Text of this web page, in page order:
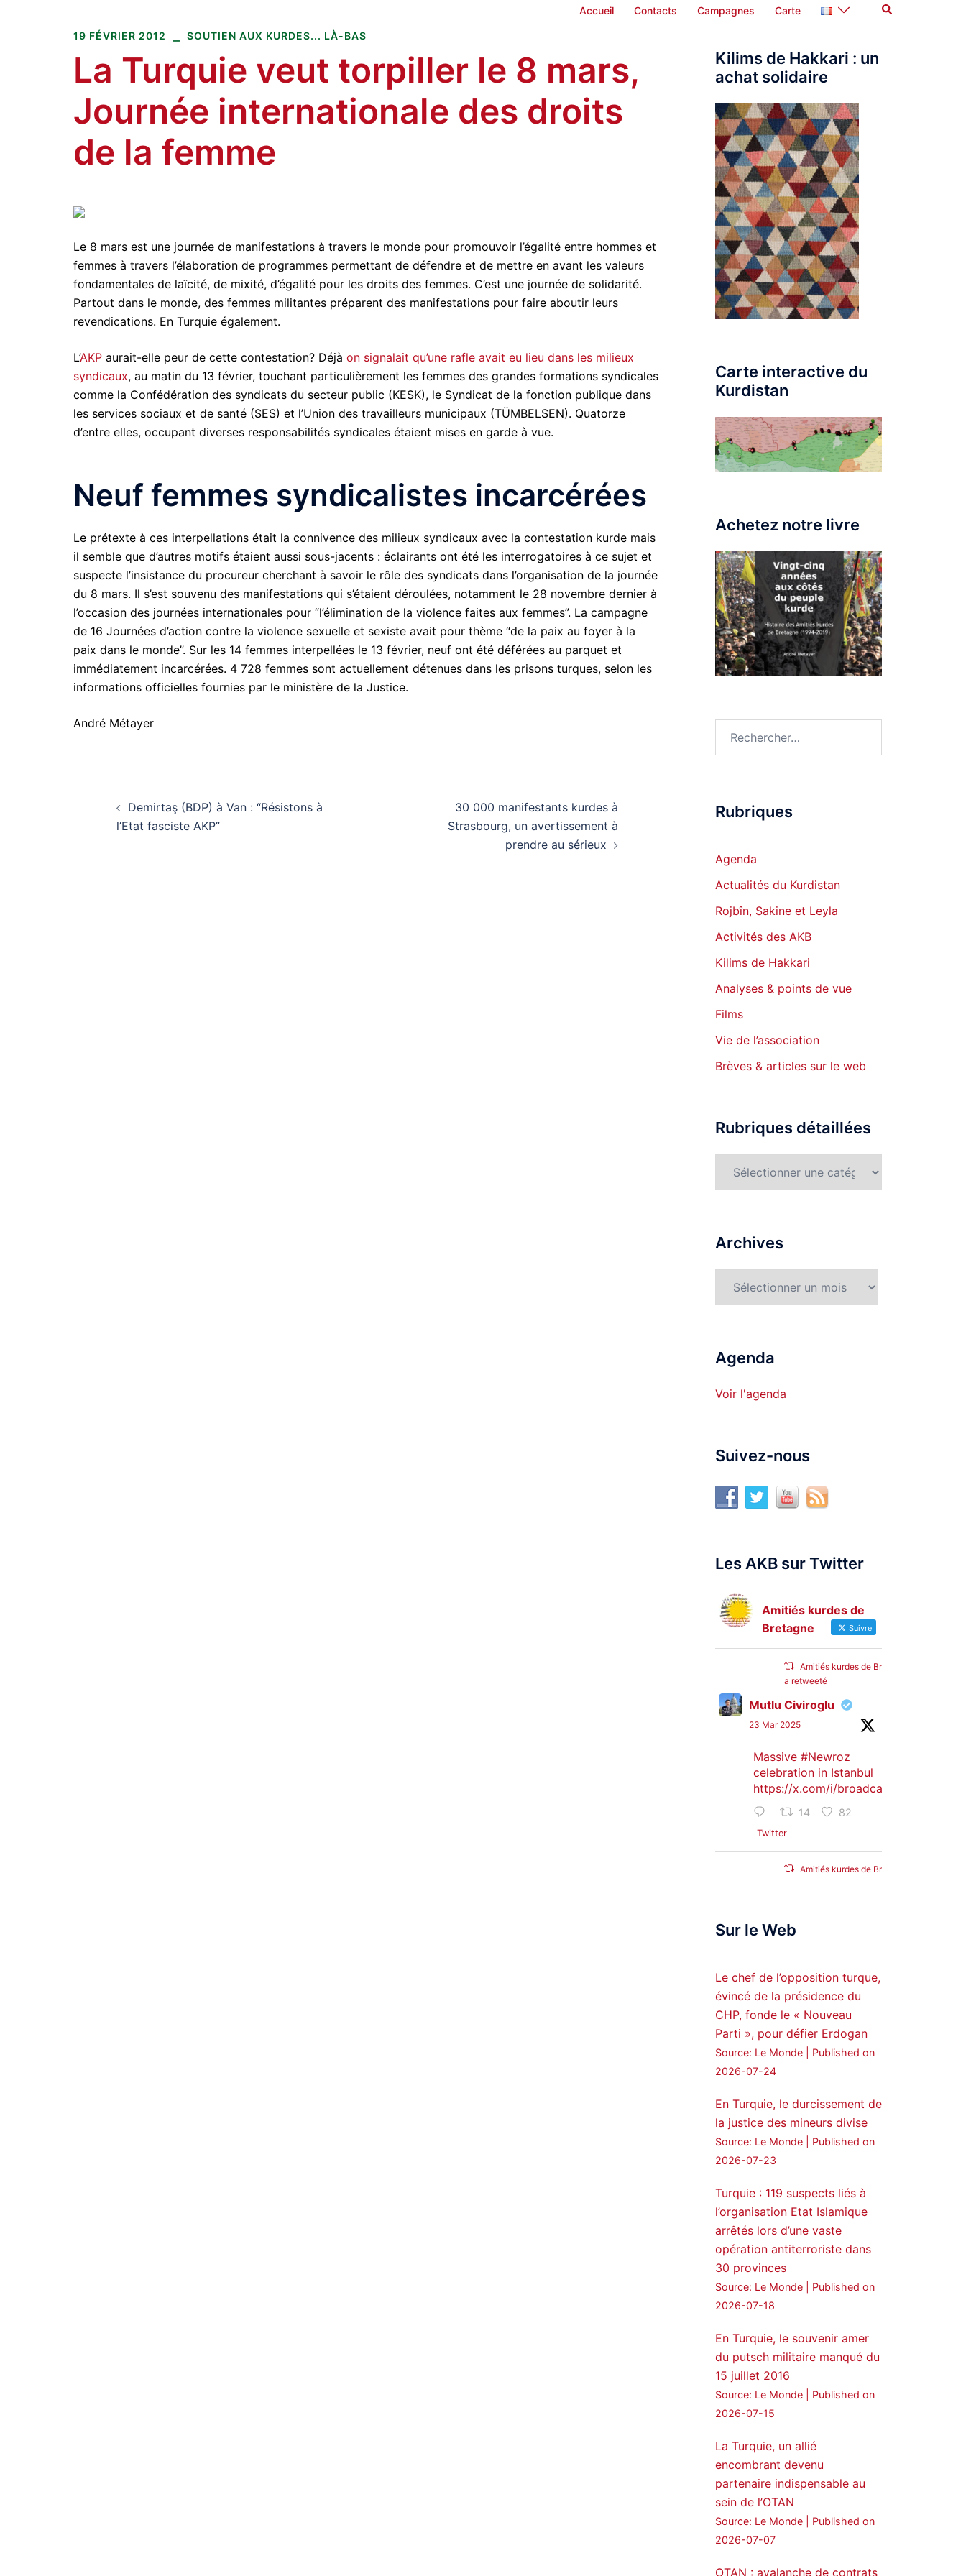
Accueil Contacts Campagnes Carte Rechercher
19 FÉVRIER 2012 SOUTIEN AUX KURDES... LÀ-BAS
La Turquie veut torpiller le 8 mars,
Journée internationale des droits
de la femme
Le 8 mars est une journée de manifestations à travers le monde pour promouvoir l’égalité entre hommes et
femmes à travers l’élaboration de programmes permettant de défendre et de mettre en avant les valeurs
fondamentales de laïcité, de mixité, d’égalité pour les droits des femmes. C’est une journée de solidarité.
Partout dans le monde, des femmes militantes préparent des manifestations pour faire aboutir leurs
revendications. En Turquie également.
L’AKP aurait-elle peur de cette contestation? Déjà on signalait qu’une rafle avait eu lieu dans les milieux
syndicaux, au matin du 13 février, touchant particulièrement les femmes des grandes formations syndicales
comme la Confédération des syndicats du secteur public (KESK), le Syndicat de la fonction publique dans
les services sociaux et de santé (SES) et l’Union des travailleurs municipaux (TÜMBELSEN). Quatorze
d’entre elles, occupant diverses responsabilités syndicales étaient mises en garde à vue.
Neuf femmes syndicalistes incarcérées
Le prétexte à ces interpellations était la connivence des milieux syndicaux avec la contestation kurde mais
il semble que d’autres motifs étaient aussi sous-jacents : éclairants ont été les interrogatoires à ce sujet et
suspecte l’insistance du procureur cherchant à savoir le rôle des syndicats dans l’organisation de la journée
du 8 mars. Il s’est souvenu des manifestations qui s’étaient déroulées, notamment le 28 novembre dernier à
l’occasion des journées internationales pour “l’élimination de la violence faites aux femmes”. La campagne
de 16 Journées d’action contre la violence sexuelle et sexiste avait pour thème “de la paix au foyer à la
paix dans le monde”. Sur les 14 femmes interpellées le 13 février, neuf ont été déférées au parquet et
immédiatement incarcérées. 4 728 femmes sont actuellement détenues dans les prisons turques, selon les
informations officielles fournies par le ministère de la Justice.
André Métayer
Navigation
d’article
Demirtaş (BDP) à Van : “Résistons à
l’Etat fasciste AKP”
30 000 manifestants kurdes à
Strasbourg, un avertissement à
prendre au sérieux
Kilims de Hakkari : un
achat solidaire
Carte interactive du
Kurdistan
Achetez notre livre
Rubriques
Agenda
Actualités du Kurdistan
Rojbîn, Sakine et Leyla
Activités des AKB
Kilims de Hakkari
Analyses & points de vue
Films
Vie de l’association
Brèves & articles sur le web
Rubriques détaillées
Archives
Agenda
Voir l'agenda
Suivez-nous
Les AKB sur Twitter
Amitiés kurdes de
Bretagne
Suivre
Amitiés kurdes de Bretagne
a retweeté
Mutlu Civiroglu
23 Mar 2025
Massive #Newroz
celebration in Istanbul
https://x.com/i/broadcasts/
14 82
Twitter
Amitiés kurdes de Bretagne
25 Jan 2025
Forces, SDF appoints
hauro Abgar Daoud
from the ranks of
Syriac Military Council,
MFS as official
spokesperson. We
wish you success
ܟܫܝܪܘܬܐ ܒܘܠܝܬܐ ܚܘܪܐ
Amitiés kurdes de Bretagne
a retweeté
MedyaNews
24 Jan 2025
🔴DEM Party Imrali
on Abdullah Öcalan meeting
#PeaceProcess
🔗https://medyanews.rs/h4lwBwQ
Twitter
Voir plus...
Sur le Web
Le chef de l’opposition turque,
évincé de la présidence du
CHP, fonde le « Nouveau
Parti », pour défier Erdogan
Source: Le Monde
Published on
2026-07-24
En Turquie, le durcissement de
la justice des mineurs divise
Source: Le Monde
Published on
2026-07-23
Turquie : 119 suspects liés à
l’organisation Etat Islamique
arrêtés lors d’une vaste
opération antiterroriste dans
30 provinces
Source: Le Monde
Published on
2026-07-18
En Turquie, le souvenir amer
du putsch militaire manqué du
15 juillet 2016
Source: Le Monde
Published on
2026-07-15
La Turquie, un allié
encombrant devenu
partenaire indispensable au
sein de l’OTAN
Source: Le Monde
Published on
2026-07-07
OTAN : avalanche de contrats